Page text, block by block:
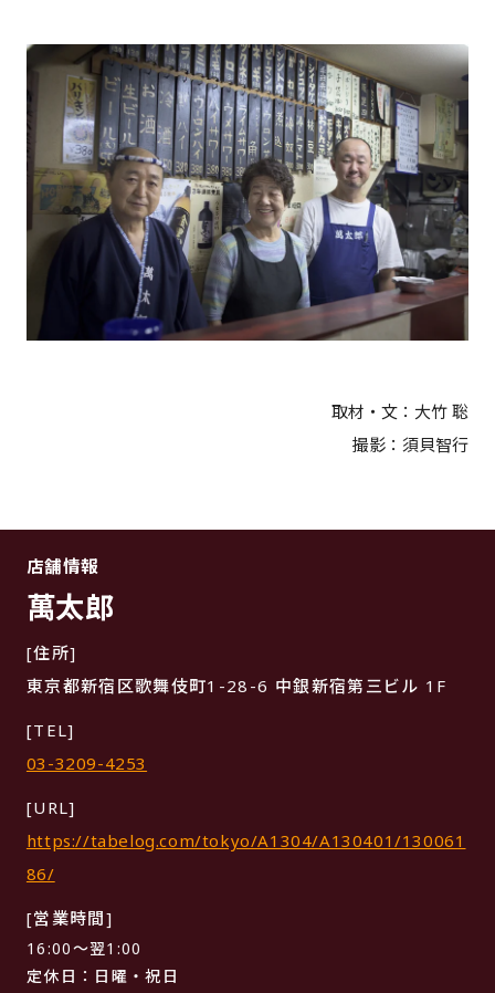
取材・文：大竹 聡
撮影：須貝智行
店舗情報
萬太郎
[住所]
東京都新宿区歌舞伎町1-28-6 中銀新宿第三ビル 1F
[TEL]
03-3209-4253
[URL]
https://tabelog.com/tokyo/A1304/A130401/130061
86/
[営業時間]
16:00～翌1:00
定休日：日曜・祝日